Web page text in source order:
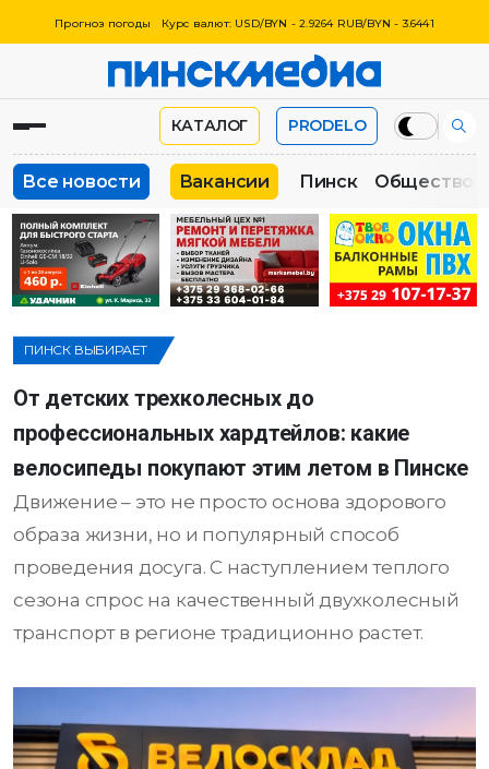
Прогноз погоды Курс валют: USD/BYN - 2.9264 RUB/BYN - 3.6441
КАТАЛОГ PRODELO
Все новости Вакансии Пинск Общество
ПИНСК ВЫБИРАЕТ
От детских трехколесных до
профессиональных хардтейлов: какие
велосипеды покупают этим летом в Пинске
Движение – это не просто основа здорового
образа жизни, но и популярный способ
проведения досуга. С наступлением теплого
сезона спрос на качественный двухколесный
транспорт в регионе традиционно растет.